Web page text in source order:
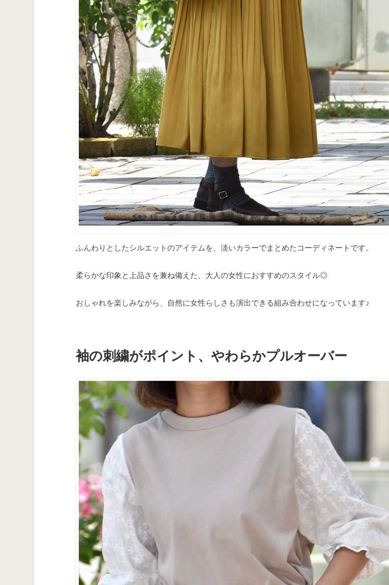
ふんわりとしたシルエットのアイテムを、淡いカラーでまとめたコーディネートです。
柔らかな印象と上品さを兼ね備えた、大人の女性におすすめのスタイル◎
おしゃれを楽しみながら、自然に女性らしさも演出できる組み合わせになっています♪
袖の刺繍がポイント、やわらかプルオーバー